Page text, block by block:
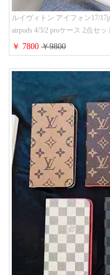
ルイヴィトン アイフォン17/
airpods 4/3/2 proケース 2点セ
財布カード入り 多機能 ハイ ブ
め
￥ 7800￥9800